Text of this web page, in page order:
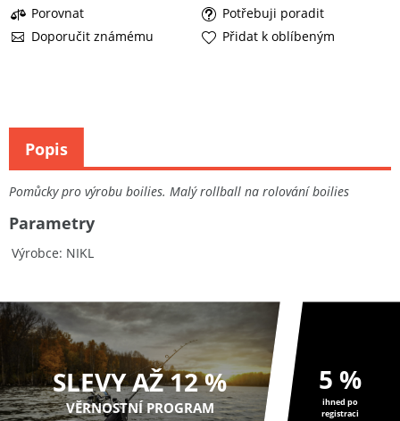
Porovnat
Potřebuji poradit
Doporučit známému
Přidat k oblíbeným
Pomůcky pro výrobu boilies. Malý rollball na rolování boilies
Výrobce NIKL
Parametry
Popis
SLEVY AŽ 12 %
VĚRNOSTNÍ PROGRAM
5 %
ihned po
registraci